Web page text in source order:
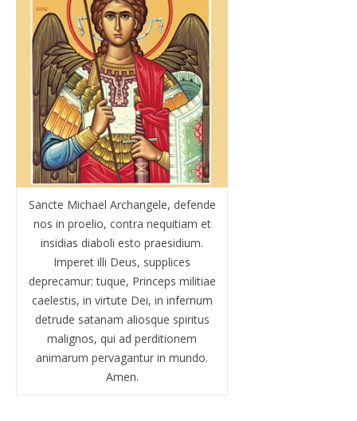
Sancte Michael Archangele, defende
nos in proelio, contra nequitiam et
insidias diaboli esto praesidium.
Imperet illi Deus, supplices
deprecamur: tuque, Princeps militiae
caelestis, in virtute Dei, in infernum
detrude satanam aliosque spiritus
malignos, qui ad perditionem
animarum pervagantur in mundo.
Amen.